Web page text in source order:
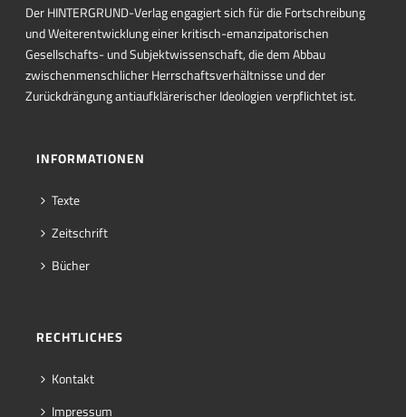
Der HINTERGRUND-Verlag engagiert sich für die Fortschreibung
und Weiterentwicklung einer kritisch-emanzipatorischen
Gesellschafts- und Subjektwissenschaft, die dem Abbau
zwischenmenschlicher Herrschaftsverhältnisse und der
Zurückdrängung antiaufklärerischer Ideologien verpflichtet ist.
INFORMATIONEN
Texte
Zeitschrift
Bücher
RECHTLICHES
Kontakt
Impressum